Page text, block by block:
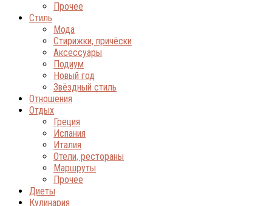
Прочее
Стиль
Мода
Стирижки, причёски
Аксессуары
Подиум
Новый год
Звёздный стиль
Отношения
Отдых
Греция
Испания
Италия
Отели, рестораны
Маршруты
Прочее
Диеты
Кулинария